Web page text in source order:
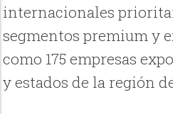
internacionales
segmentos premium y
como 175 empresas
y estados de la región